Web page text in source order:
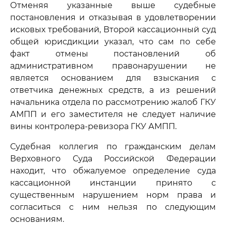
Отменяя указанные выше судебные
постановления и отказывая в удовлетворении
исковых требований, Второй кассационный суд
общей юрисдикции указал, что сам по себе
факт отмены постановлений об
административном правонарушении не
является основанием для взыскания с
ответчика денежных средств, а из решений
начальника отдела по рассмотрению жалоб ГКУ
АМПП и его заместителя не следует наличие
вины контролера-ревизора ГКУ АМПП.
Судебная коллегия по гражданским делам
Верховного Суда Российской Федерации
находит, что обжалуемое определение суда
кассационной инстанции принято с
существенным нарушением норм права и
согласиться с ним нельзя по следующим
основаниям.